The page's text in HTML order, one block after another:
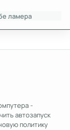
ламера
-
автозапуск
политику